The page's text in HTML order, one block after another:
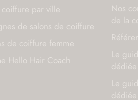
par ville
de salons de coiffure
de coiffure femme
Hello Hair Coach
Nos
de la
Le
Le